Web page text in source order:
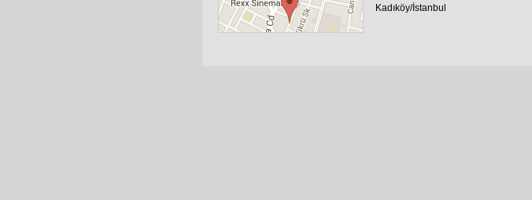
Kadıköy/İstanbul